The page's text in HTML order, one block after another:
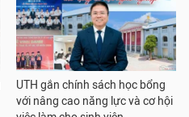
UTH gắn chính sách học bổng
với nâng cao năng lực và cơ hội